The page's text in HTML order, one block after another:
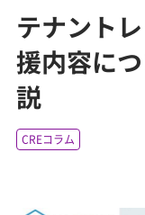
テナント
援内容に
説
CREコラム